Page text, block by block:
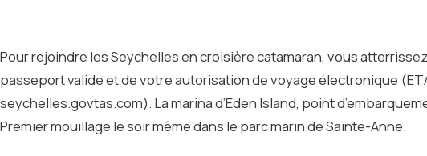
Pour rejoindre les Seychelles en croisière catamaran, vous
passeport valide et de votre autorisation de voyage électronique
seychelles.govtas.com). La marina d’Eden Island, point
Premier mouillage le soir même dans le parc marin de Sainte-Anne.